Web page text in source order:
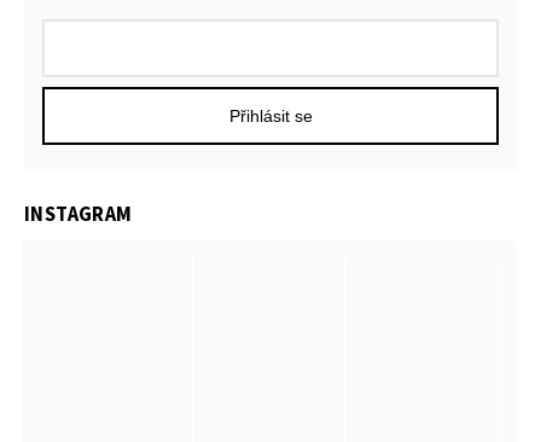
Přihlásit se
INSTAGRAM